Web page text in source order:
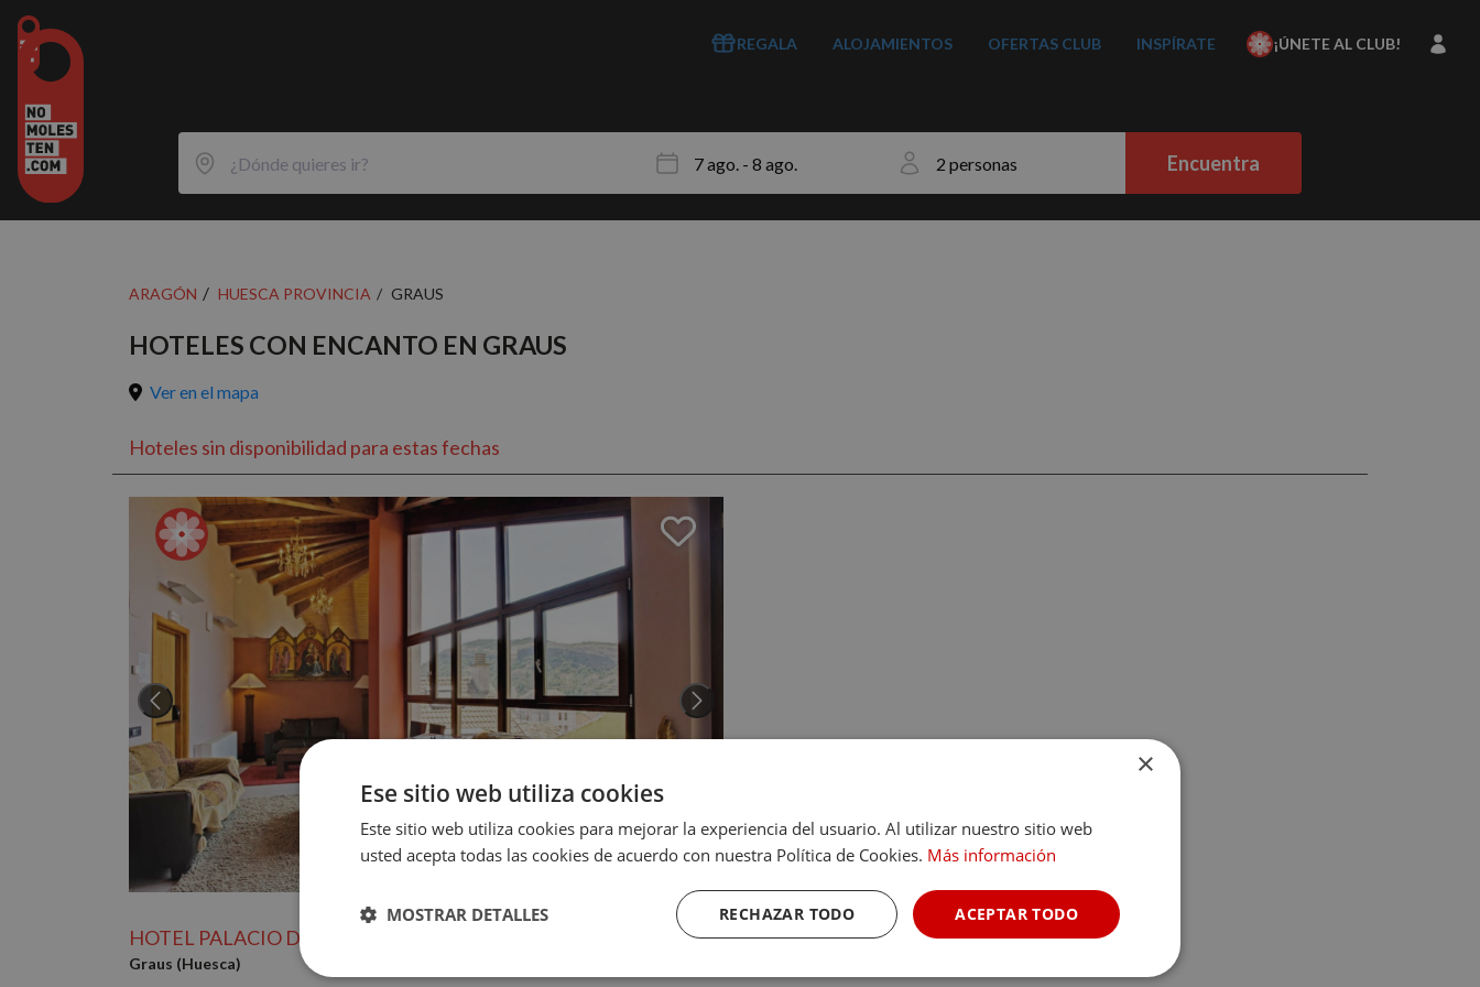
REGALA ALOJAMIENTOS OFERTAS CLUB INSPÍRATE ¡ÚNETE AL CLUB!
Encuentra
ARAGÓN HUESCA PROVINCIA GRAUS
HOTELES CON ENCANTO EN GRAUS
Ver en el mapa
Hoteles sin disponibilidad para estas fechas
HOTEL PALACIO DEL OBISPO
Graus (Huesca)
×
Ese sitio web utiliza cookies
Este sitio web utiliza cookies para mejorar la experiencia del usuario. Al utilizar nuestro sitio web
usted acepta todas las cookies de acuerdo con nuestra Política de Cookies. Más información
ACEPTAR TODO
RECHAZAR TODO
MOSTRAR DETALLES
Cookies
Cookies de
Cookies de
Cookies de
Cookies no